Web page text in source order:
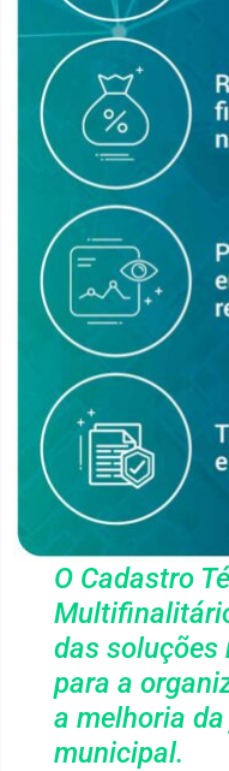
O Cadastro
das
para a
a melhoria
municipal.